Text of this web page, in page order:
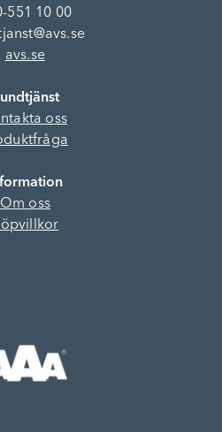
551 10 00
avs.se
oss
Om oss